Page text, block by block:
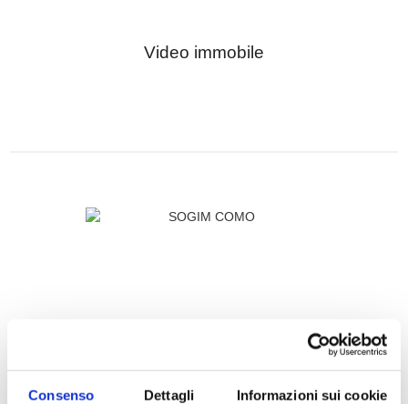
Consenso Dettagli Informazioni sui cookie
Video immobile
SOGIM COMO